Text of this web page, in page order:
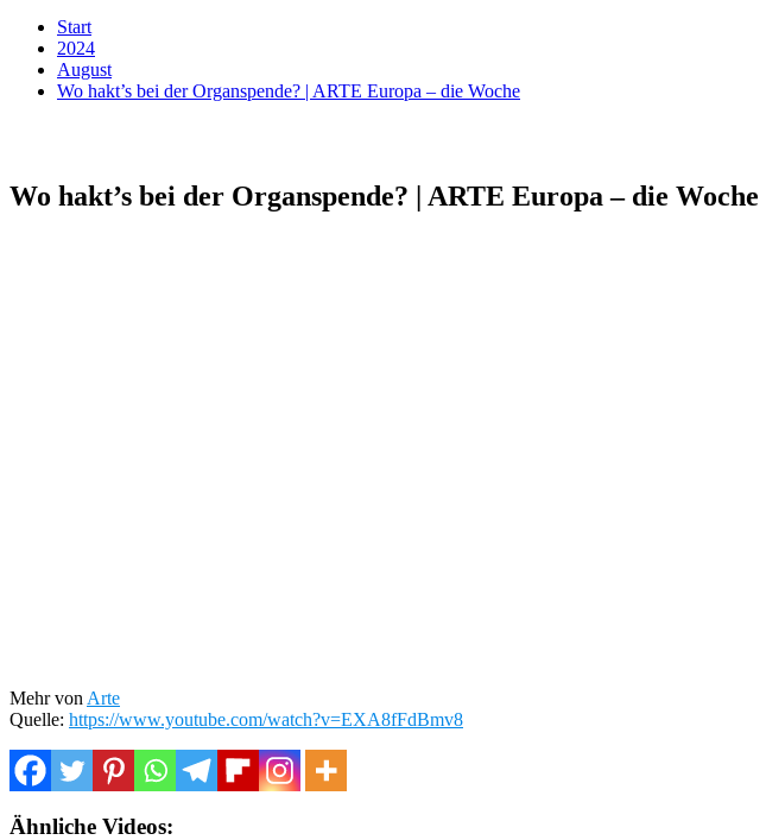
Start
2024
August
Wo hakt’s bei der Organspende? | ARTE Europa – die Woche
Wo hakt’s bei der Organspende? | ARTE Europa – die Woche
Mehr von Arte
Quelle: https://www.youtube.com/watch?v=EXA8fFdBmv8
Ähnliche Videos: